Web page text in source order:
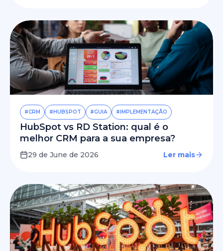
#CRM #HUBSPOT #GUIA #IMPLEMENTAÇÃO
HubSpot vs RD Station: qual é o
melhor CRM para a sua empresa?
29 de June de 2026 Ler mais